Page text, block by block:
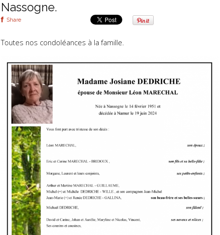
Nassogne.
Share
Toutes nos condoléances à la famille.